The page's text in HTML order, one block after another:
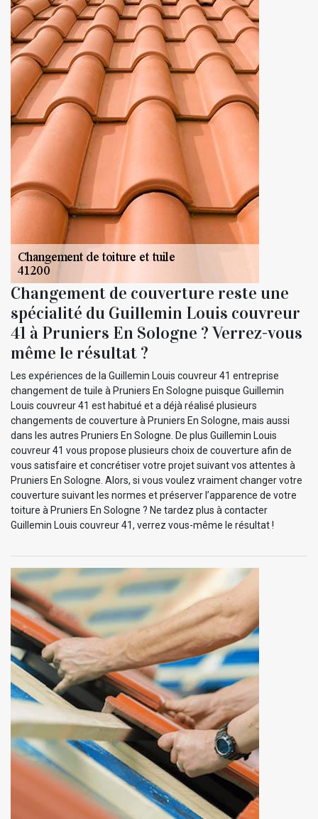
Changement de couverture reste une
spécialité du Guillemin Louis couvreur
41 à Pruniers En Sologne ? Verrez-vous
même le résultat ?
Les expériences de la Guillemin Louis couvreur 41 entreprise
changement de tuile à Pruniers En Sologne puisque Guillemin
Louis couvreur 41 est habitué et a déjà réalisé plusieurs
changements de couverture à Pruniers En Sologne, mais aussi
dans les autres Pruniers En Sologne. De plus Guillemin Louis
couvreur 41 vous propose plusieurs choix de couverture afin de
vous satisfaire et concrétiser votre projet suivant vos attentes à
Pruniers En Sologne. Alors, si vous voulez vraiment changer votre
couverture suivant les normes et préserver l’apparence de votre
toiture à Pruniers En Sologne ? Ne tardez plus à contacter
Guillemin Louis couvreur 41, verrez vous-même le résultat !